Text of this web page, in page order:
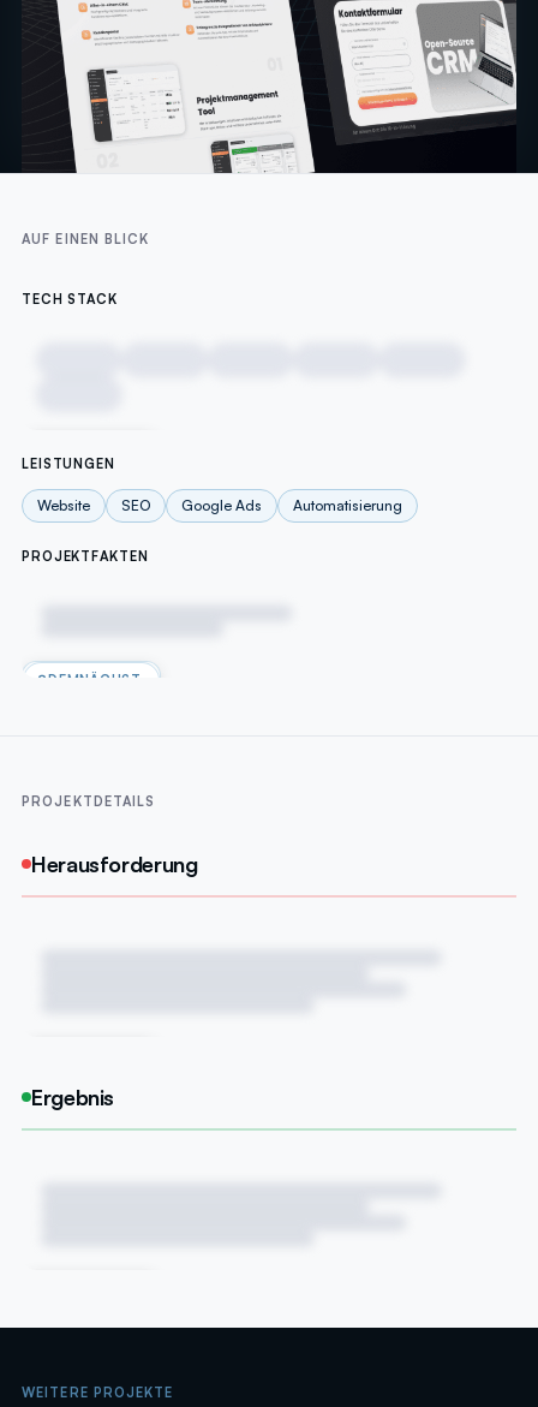
AUF EINEN BLICK
TECH STACK
LEISTUNGEN
Website SEO Google Ads Automatisierung
PROJEKTFAKTEN
DEMNÄCHST
PROJEKTDETAILS
Herausforderung
Ergebnis
WEITERE PROJEKTE